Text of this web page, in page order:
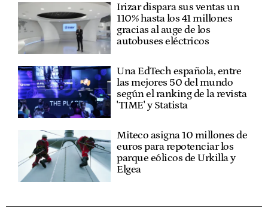
Irizar dispara sus ventas un
110% hasta los 41 millones
gracias al auge de los
autobuses eléctricos
Una EdTech española, entre
las mejores 50 del mundo
según el ranking de la revista
'TIME' y Statista
Miteco asigna 10 millones de
euros para repotenciar los
parque eólicos de Urkilla y
Elgea